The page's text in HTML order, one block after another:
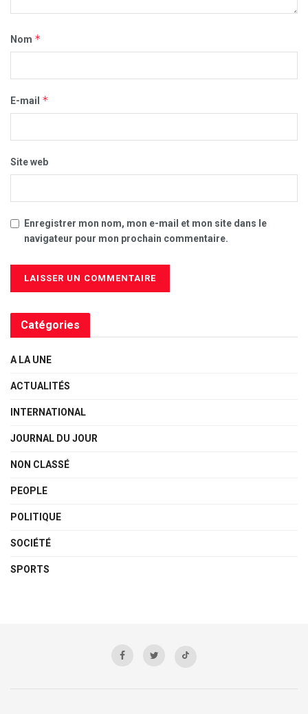
Nom *
E-mail *
Site web
Enregistrer mon nom, mon e-mail et mon site dans le
navigateur pour mon prochain commentaire.
Catégories
A LA UNE
ACTUALITÉS
INTERNATIONAL
JOURNAL DU JOUR
NON CLASSÉ
PEOPLE
POLITIQUE
SOCIÉTÉ
SPORTS